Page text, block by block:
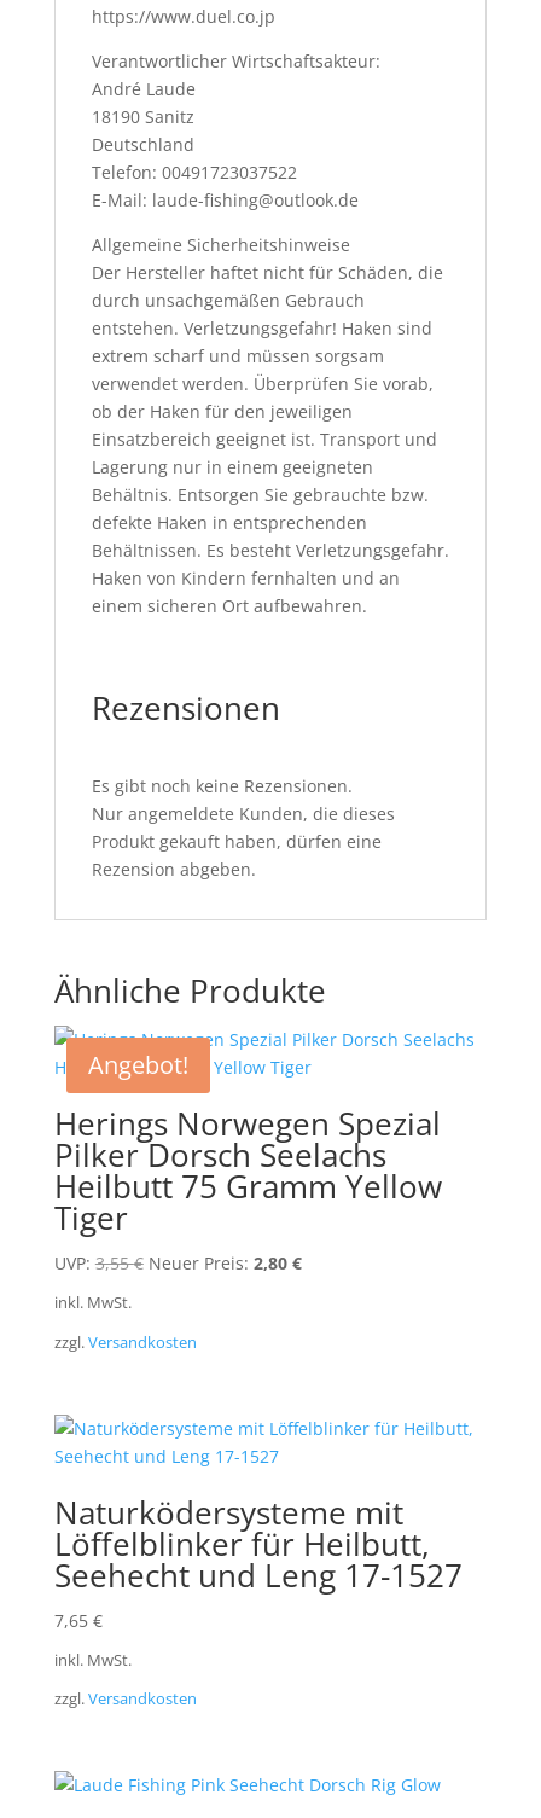
https://www.duel.co.jp
Verantwortlicher Wirtschaftsakteur:
André Laude
18190 Sanitz
Deutschland
Telefon: 00491723037522
E-Mail: laude-fishing@outlook.de
Allgemeine Sicherheitshinweise
Der Hersteller haftet nicht für Schäden, die
durch unsachgemäßen Gebrauch
entstehen. Verletzungsgefahr! Haken sind
extrem scharf und müssen sorgsam
verwendet werden. Überprüfen Sie vorab,
ob der Haken für den jeweiligen
Einsatzbereich geeignet ist. Transport und
Lagerung nur in einem geeigneten
Behältnis. Entsorgen Sie gebrauchte bzw.
defekte Haken in entsprechenden
Behältnissen. Es besteht Verletzungsgefahr.
Haken von Kindern fernhalten und an
einem sicheren Ort aufbewahren.
Rezensionen
Es gibt noch keine Rezensionen.
Nur angemeldete Kunden, die dieses
Produkt gekauft haben, dürfen eine
Rezension abgeben.
Ähnliche Produkte
Angebot!
Herings Norwegen Spezial
Pilker Dorsch Seelachs
Heilbutt 75 Gramm Yellow
Tiger
UVP: 3,55€ Ursprünglicher
3,55 €
Neuer Preis: 2,80 €Aktueller
inkl. MwSt.
zzgl.Versandkosten
Naturködersysteme mit
Löffelblinker für Heilbutt,
Seehecht und Leng 17-1527
7,65 €
inkl. MwSt.
zzgl.Versandkosten